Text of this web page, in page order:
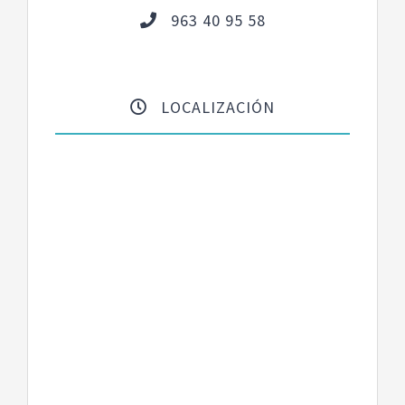
963 40 95 58
LOCALIZACIÓN